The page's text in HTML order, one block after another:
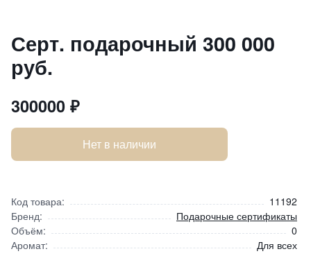
Серт. подарочный 300 000
руб.
300000 ₽
Нет в наличии
Код товара:
11192
Бренд:
Подарочные сертификаты
Объём:
0
Аромат:
Для всех